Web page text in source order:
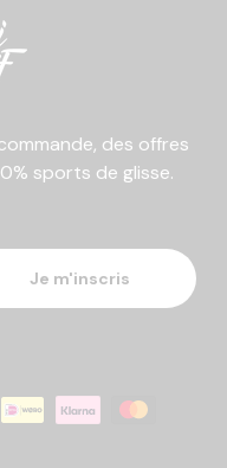
des offres
sports de glisse.
Je m'inscris